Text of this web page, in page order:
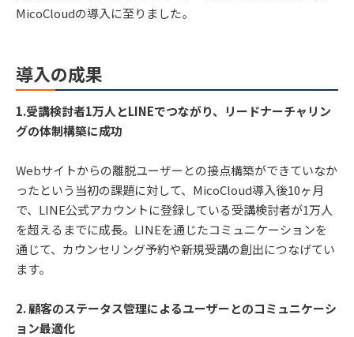
MicoCloudの導入に至りました。
導入の成果
1.受講検討者1万人とLINEでつながり、リードナーチャリン
グの体制構築に成功
Webサイトからの離脱ユーザーとの接点構築ができていなか
ったという当初の課題に対して、MicoCloud導入後10ヶ月
で、LINE公式アカウントに登録している受講検討者が1万人
を超えるまでに成長。LINEを通じたコミュニケーションを
通じて、カウンセリング予約や新規受講の創出につなげてい
ます。
2. 顧客のステータス管理によるユーザーとのコミュニケーシ
ョン最適化